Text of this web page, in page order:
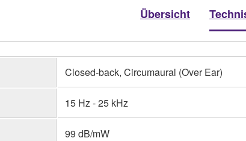
Übersicht
Closed-back, Circumaural (Over Ear)
15 Hz - 25 kHz
99 dB/mW